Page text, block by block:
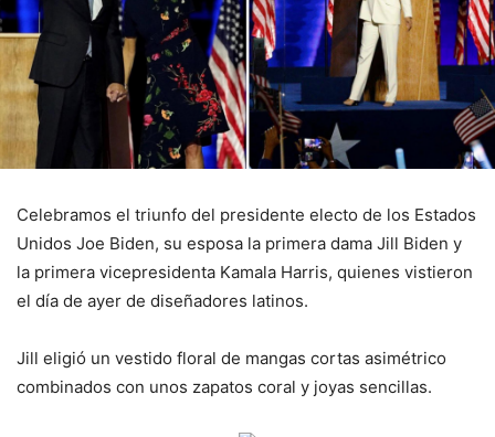
Celebramos el triunfo del presidente electo de los Estados
Unidos Joe Biden, su esposa la primera dama Jill Biden y
la primera vicepresidenta Kamala Harris, quienes vistieron
el día de ayer de diseñadores latinos.
Jill eligió un vestido floral de mangas cortas asimétrico
combinados con unos zapatos coral y joyas sencillas.